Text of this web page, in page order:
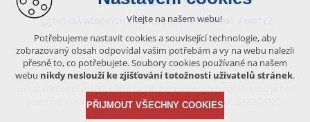
PORTÁL OBČANA
GIS
VYTVOŘENO V XART.CZ
Obsah tohoto portálu je chráněn autorským právem, které
vykonává vydavatel. Jakékoliv užití článků a fotografií z této podoby
písemného souhlasu vydavatele – BÍTEŠSKO.COM -ZAKÁZÁNO.
Vítejte na našem webu!
Potřebujeme nastavit cookies a související technologie, aby
zobrazovaný obsah odpovídal vašim potřebám a vy na webu nalezli
přesně to, co potřebujete. Soubory cookies používané na našem
webu nikdy neslouží ke zjišťování totožnosti uživatelů stránek.
PŘIJMOUT VŠECHNY COOKIES